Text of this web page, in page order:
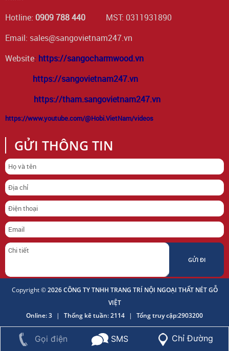
Hotline: 0909 788 440 MST: 0311931890
Email: sales@sangovietnam247.vn
Website: https://sangocharmwood.vn
https://sangovietnam247.vn
https://tham.sangovietnam247.vn
https://www.youtube.com/@Hobi.VietNam/videos
GỬI THÔNG TIN
Copyright ©2026 CÔNG TY TNHH TRANG TRÍ NỘI NGOẠI THẤT NÉT GỖ
VIỆT
Online: 3 | Thống kê tuần: 2114 | Tổng truy cập:2903200
Gọi điện SMS Chỉ Đường